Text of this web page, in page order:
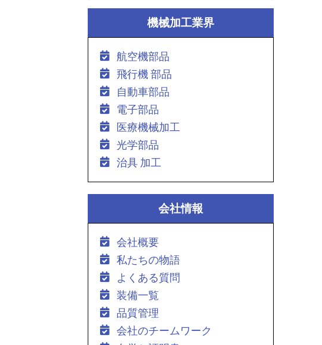
機械加工業界
航空機部品
飛行機 部品
自動車部品
電子部品
医療機械加工
光学部品
治具 加工
会社情報
会社概要
私たちの物語
よくある質問
装備一覧
品質管理
会社のチームワーク